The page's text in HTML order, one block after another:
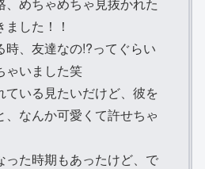
した！！
時、友達なの!?ってぐらい
ゃいました笑
ている見たいだけど、彼を
、なんか可愛くて許せちゃ
った時期もあったけど、で